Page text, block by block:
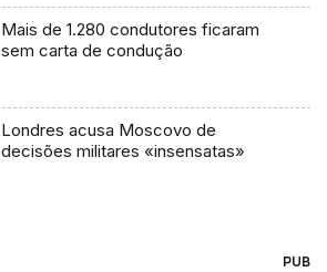
Mais de 1.280 condutores ficaram
sem carta de condução
Londres acusa Moscovo de
decisões militares «insensatas»
PUB